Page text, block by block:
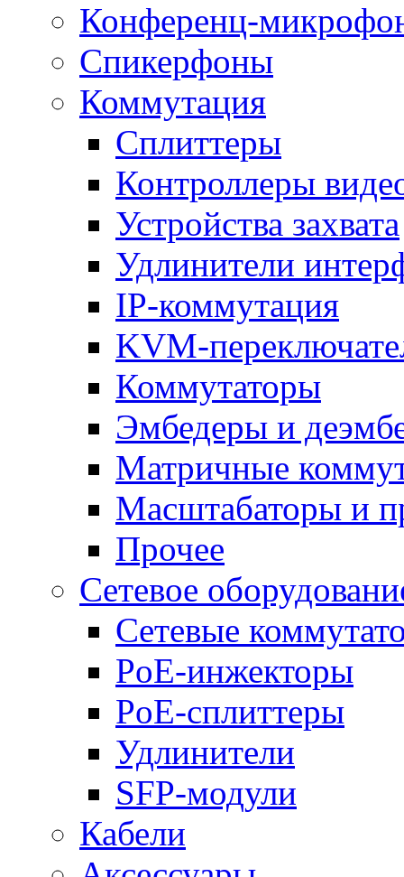
Конференц-
Спикерфоны
Коммутация
Сплиттеры
Контроллеры
Устройства захвата
Удлинители
IP-коммутация
KVM-
Коммутаторы
Эмбедеры и
Матричные
Масштабаторы и
Прочее
Сетевое
Сетевые
PoE-инжекторы
PoE-сплиттеры
Удлинители
SFP-модули
Кабели